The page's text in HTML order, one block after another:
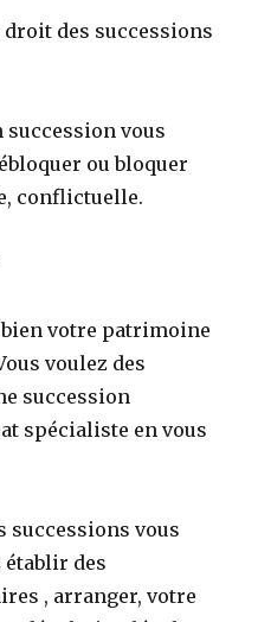
droit des successions
succession vous
ou bloquer
conflictuelle.
bien votre patrimoine
voulez des
succession
spécialiste en vous
successions vous
établir des
, arranger, votre